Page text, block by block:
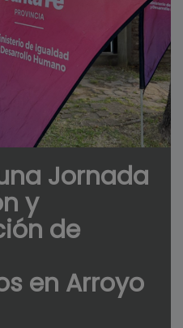
Jornada
y
de
en Arroyo